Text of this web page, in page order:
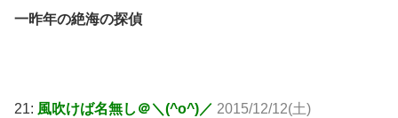
一昨年の絶海の探偵
21: 風吹けば名無し＠＼(^o^)／ 2015/12/12(土)